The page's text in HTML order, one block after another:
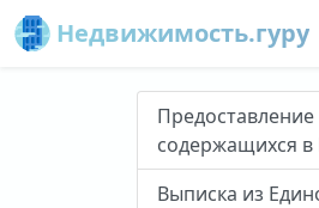
Недвижимость.гуру
Предоставление
содержащихся в
Выписка из